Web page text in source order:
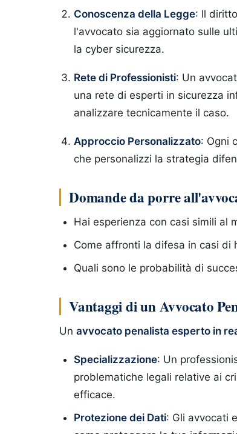
Conoscenza della Legge: Il
l'avvocato sia aggiornato sulle
la cyber sicurezza.
Rete di Professionisti: Un
una rete di esperti in sicurezza
analizzare tecnicamente il caso.
Approccio Personalizzato: Ogni
che personalizzi la strategia
Domande da porre
Hai esperienza con casi simili al
Come affronti la difesa in casi di
Quali sono le probabilità di
Vantaggi di un Avvocato
Un avvocato penalista esperto in
Specializzazione: Un
problematiche legali relative ai
efficace.
Protezione dei Dati: Gli avvocati